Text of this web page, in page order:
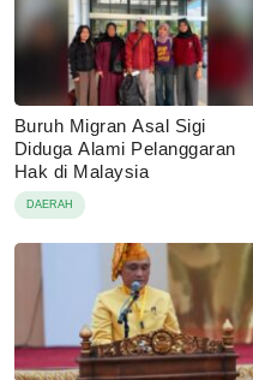
Buruh Migran Asal Sigi
Diduga Alami Pelanggaran
Hak di Malaysia
DAERAH